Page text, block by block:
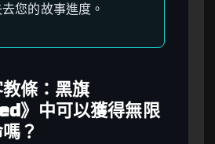
您的故事進度。
條：黑旗
》中可以獲得無限
？